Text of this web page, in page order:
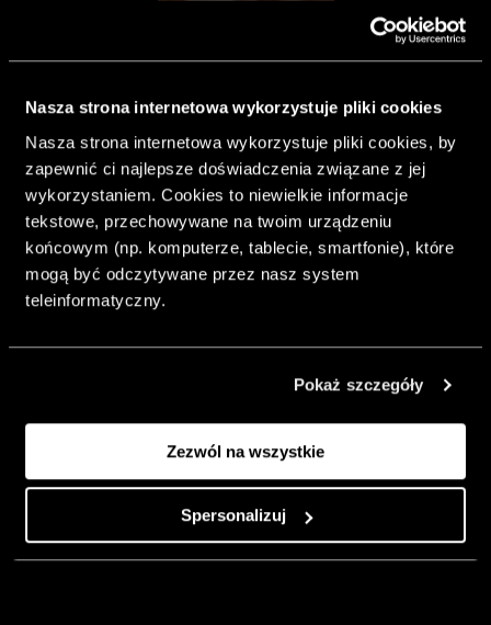
Nasza strona internetowa wykorzystuje pliki cookies
Nasza strona internetowa wykorzystuje pliki cookies, by
zapewnić ci najlepsze doświadczenia związane z jej
wykorzystaniem. Cookies to niewielkie informacje
tekstowe, przechowywane na twoim urządzeniu
końcowym (np. komputerze, tablecie, smartfonie), które
mogą być odczytywane przez nasz system
teleinformatyczny.
Pokaż szczegóły
Zezwól na wszystkie
Spersonalizuj
& Living 40.
„Dom bardziej
Twój. Odważ się
urządzić go
rzemiosło jako
punkt wyjścia
do wnętrz
pełnych
charakteru”.